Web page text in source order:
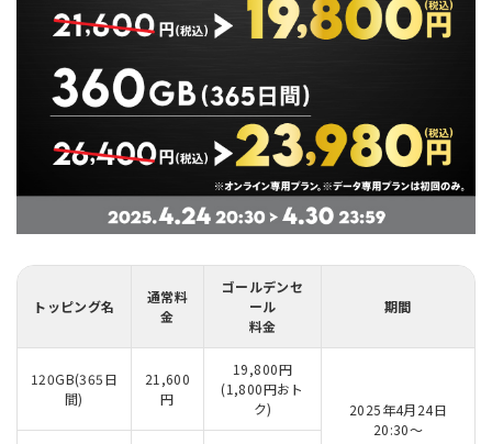
トッピング名
通常料
金
ゴールデンセ
ール
料金
期間
120GB(365日
間)
21,600
円
19,800円
(1,800円おト
ク)
2025年4月24日
20:30～